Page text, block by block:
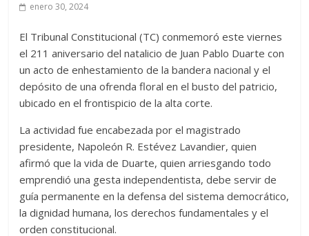
enero 30, 2024
El Tribunal Constitucional (TC) conmemoró este viernes
el 211 aniversario del natalicio de Juan Pablo Duarte con
un acto de enhestamiento de la bandera nacional y el
depósito de una ofrenda floral en el busto del patricio,
ubicado en el frontispicio de la alta corte.
La actividad fue encabezada por el magistrado
presidente, Napoleón R. Estévez Lavandier, quien
afirmó que la vida de Duarte, quien arriesgando todo
emprendió una gesta independentista, debe servir de
guía permanente en la defensa del sistema democrático,
la dignidad humana, los derechos fundamentales y el
orden constitucional.